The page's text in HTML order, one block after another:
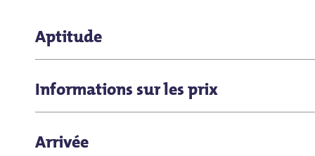
Aptitude
Offre en cas de mauvais temps
pour les enfants (tout âge)
Informations sur les prix
Pièces pour enfants : Réservation des billets le
Arrivée